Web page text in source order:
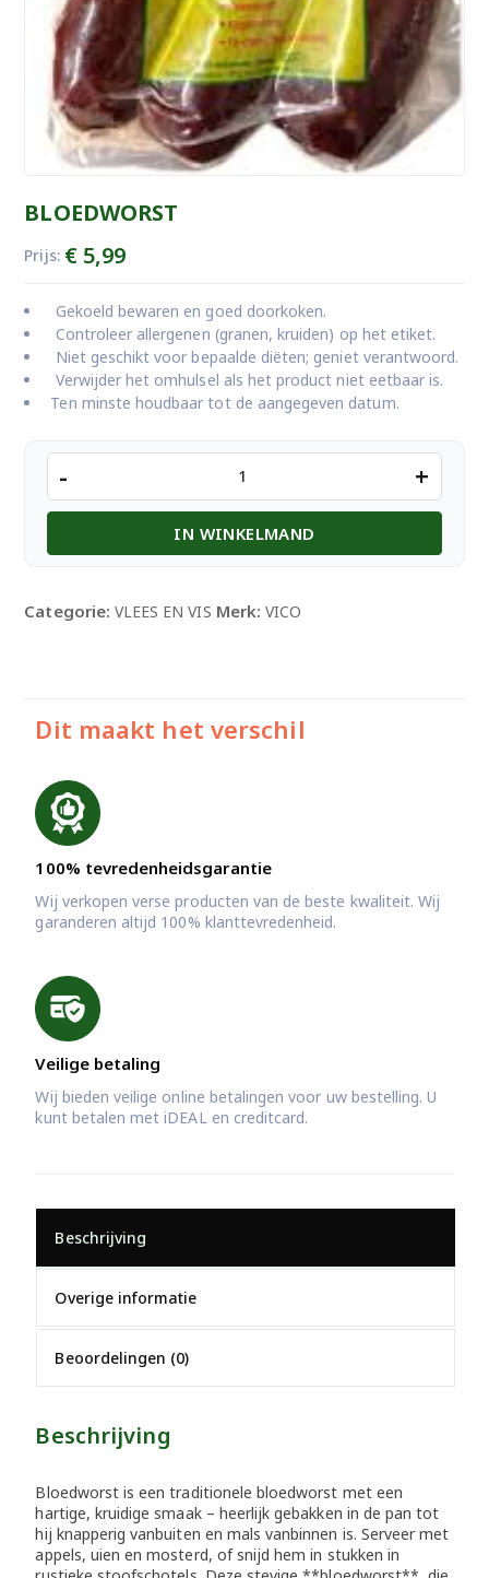
BLOEDWORST
Prijs: €5,99
Gekoeld bewaren en goed doorkoken.
Controleer allergenen (granen, kruiden) op het etiket.
Niet geschikt voor bepaalde diëten; geniet verantwoord.
Verwijder het omhulsel als het product niet eetbaar is.
Ten minste houdbaar tot de aangegeven datum.
aantal
- +
IN WINKELMAND
Categorie: VLEES EN VIS Merk: VICO
Dit maakt het verschil
100% tevredenheidsgarantie
Wij verkopen verse producten van de beste kwaliteit. Wij
garanderen altijd 100% klanttevredenheid.
Veilige betaling
Wij bieden veilige online betalingen voor uw bestelling. U
kunt betalen met iDEAL en creditcard.
Beschrijving
Overige informatie
Beoordelingen (0)
Beschrijving
Bloedworst is een traditionele bloedworst met een
hartige, kruidige smaak – heerlijk gebakken in de pan tot
hij knapperig vanbuiten en mals vanbinnen is. Serveer met
appels, uien en mosterd, of snijd hem in stukken in